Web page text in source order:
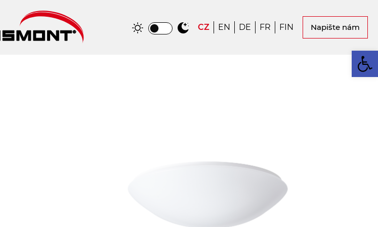
CZ EN DE FR FIN Napište nám